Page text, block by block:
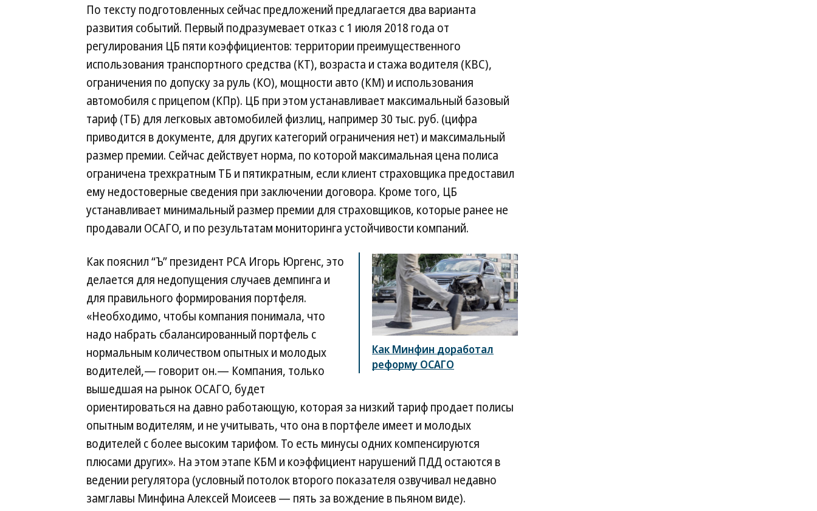
По тексту подготовленных сейчас предложений предлагается два варианта
развития событий. Первый подразумевает отказ с 1 июля 2018 года от
регулирования ЦБ пяти коэффициентов: территории преимущественного
использования транспортного средства (КТ), возраста и стажа водителя (КВС),
ограничения по допуску за руль (КО), мощности авто (КМ) и использования
автомобиля с прицепом (КПр). ЦБ при этом устанавливает максимальный базовый
тариф (ТБ) для легковых автомобилей физлиц, например 30 тыс. руб. (цифра
приводится в документе, для других категорий ограничения нет) и максимальный
размер премии. Сейчас действует норма, по которой максимальная цена полиса
ограничена трехкратным ТБ и пятикратным, если клиент страховщика предоставил
ему недостоверные сведения при заключении договора. Кроме того, ЦБ
устанавливает минимальный размер премии для страховщиков, которые ранее не
продавали ОСАГО, и по результатам мониторинга устойчивости компаний.
Как Минфин доработал
реформу ОСАГО
Как пояснил “Ъ” президент РСА Игорь Юргенс, это
делается для недопущения случаев демпинга и
для правильного формирования портфеля.
«Необходимо, чтобы компания понимала, что
надо набрать сбалансированный портфель с
нормальным количеством опытных и молодых
водителей,— говорит он.— Компания, только
вышедшая на рынок ОСАГО, будет
ориентироваться на давно работающую, которая за низкий тариф продает полисы
опытным водителям, и не учитывать, что она в портфеле имеет и молодых
водителей с более высоким тарифом. То есть минусы одних компенсируются
плюсами других». На этом этапе КБМ и коэффициент нарушений ПДД остаются в
ведении регулятора (условный потолок второго показателя озвучивал недавно
замглавы Минфина Алексей Моисеев — пять за вождение в пьяном виде).